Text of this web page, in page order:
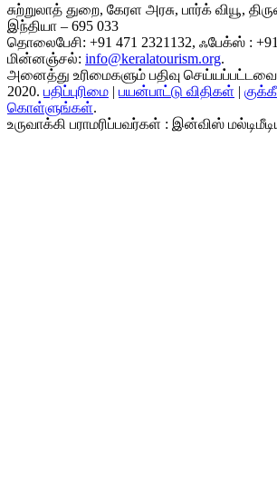
சுற்றுலாத் துறை, கேரள அரசு, பார்க் வியூ,
இந்தியா – 695 033
தொலைபேசி: +91 471 2321132, ஃபேக்ஸ் : +91
மின்னஞ்சல்: info@keralatourism.org.
அனைத்து உரிமைகளும் பதிவு செய்யப்பட்டவை
2020. பதிப்புரிமை | பயன்பாட்டு விதிகள் | குக்கீ
கொள்ளுங்கள்.
உருவாக்கி பராமரிப்பவர்கள் : இன்விஸ்